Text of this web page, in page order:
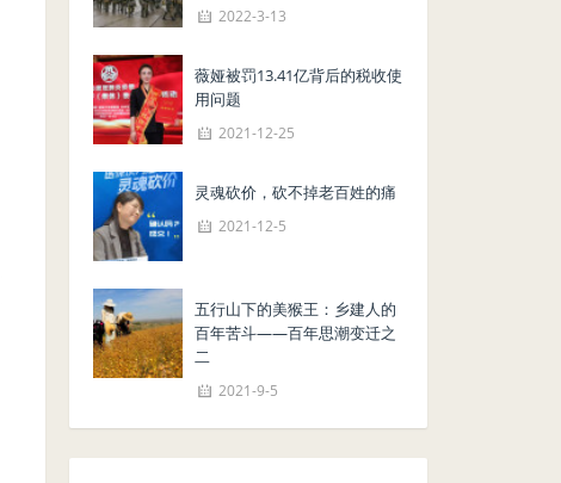
2022-3-13
薇娅被罚13.41亿背后的税收使
用问题
2021-12-25
灵魂砍价，砍不掉老百姓的痛
2021-12-5
五行山下的美猴王：乡建人的
百年苦斗——百年思潮变迁之
二
2021-9-5